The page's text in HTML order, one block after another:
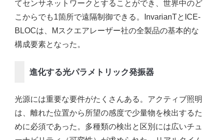
てセンサネットワークとすることができ、世界中のど
こからでも1箇所で遠隔制御できる。InvarianTとICE-
BLOCは、Mスクエアレーザー社の全製品の基本的な
構成要素となった。
進化する光パラメトリック発振器
光源には重要な要件がたくさんある。アクティブ照明
は、離れた位置から所望の感度で少量物を検出するた
めに必須であった。多種類の検出と区別には広いチュ